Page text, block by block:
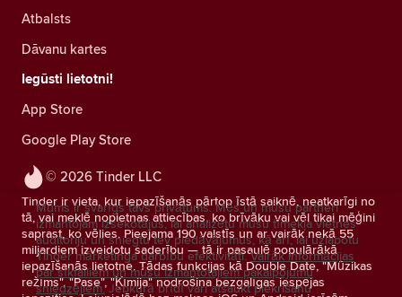
© 2026 Tinder LLC
Tinder ir vieta, kur iepazīšanās pārtop īstā saiknē, neatkarīgi no
tā, vai meklē nopietnas attiecības, ko brīvāku vai vēl tikai mēģini
saprast, ko vēlies. Pieejama 190 valstīs un ar vairāk nekā 55
miljardiem izveidotu saderību — tā ir pasaulē populārākā
iepazīšanās lietotne. Tādas funkcijas kā Double Date, "Mūzikas
režīms", "Pase", "Ķīmija" nodrošina bezgalīgas iespējas
Atbalsts
Dāvanu kartes
Iegūsti lietotni!
App Store
Google Play Store
Mums ir svarīgs tavs privātums. Mēs un mūsu partneri
izmantojam izsekotājus, lai analizētu mūsu tīmekļa vietnes
auditoriju un sniegtu tev piedāvājumus, kā arī, lai uzlabotu
Tinder mārketinga darbību efektivitāti. Vairāk informācijas
par sīkfailiem un mūsu izmantotajiem pakalpojumu
sniedzējiem. Jebkurā brīdī vari atsaukt piekrišanu